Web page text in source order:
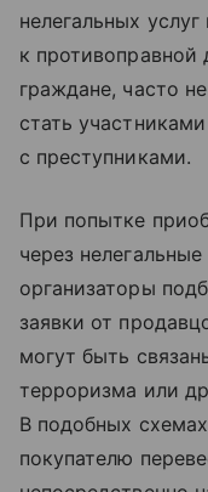
нелегальных
к противоправной
граждане, часто
стать
с преступниками.
При попытке
через
организаторы
заявки от
могут быть
терроризма или
В подобных
покупателю